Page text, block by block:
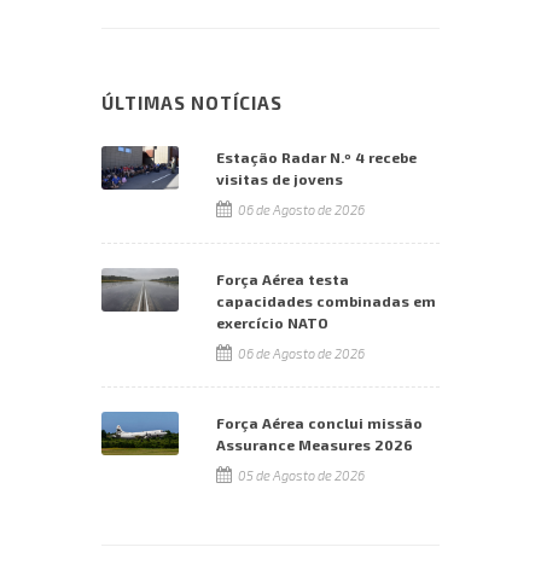
ÚLTIMAS NOTÍCIAS
Estação Radar N.º 4 recebe
visitas de jovens
06 de Agosto de 2026
Força Aérea testa
capacidades combinadas em
exercício NATO
06 de Agosto de 2026
Força Aérea conclui missão
Assurance Measures 2026
05 de Agosto de 2026